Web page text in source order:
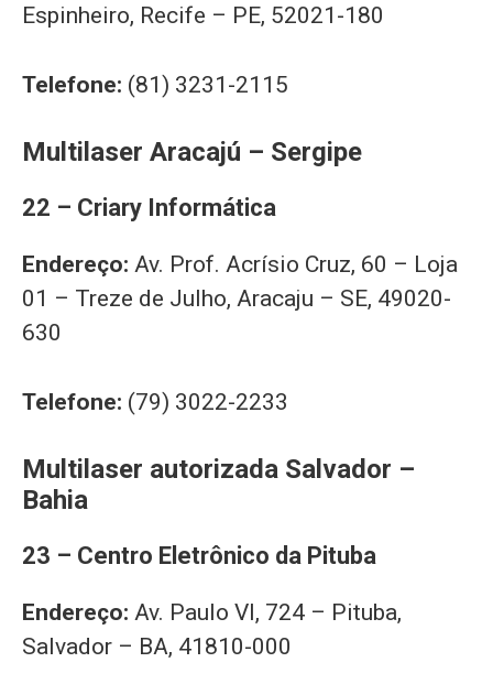
Espinheiro, Recife – PE, 52021-180
Telefone: (81) 3231-2115
Multilaser Aracajú – Sergipe
22 – Criary Informática
Endereço: Av. Prof. Acrísio Cruz, 60 – Loja
01 – Treze de Julho, Aracaju – SE, 49020-
630
Telefone: (79) 3022-2233
Multilaser autorizada Salvador –
Bahia
23 – Centro Eletrônico da Pituba
Endereço: Av. Paulo VI, 724 – Pituba,
Salvador – BA, 41810-000